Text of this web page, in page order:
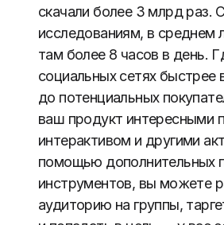
скачали более 3 млрд раз.
исследованиям, в среднем
там более 8 часов в день.
социальных сетях быстрее
до потенциальных
ваш продукт интересными
интерактивом и другими
помощью дополнительных
инструментов, вы можете
аудиторию на группы,